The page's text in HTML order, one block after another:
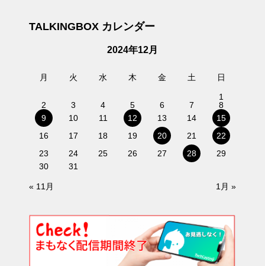
TALKINGBOX カレンダー
2024年12月
月 火 水 木 金 土 日
1
2
3 4 5 6 7
8
9
10 11 12 13 14
15
16
17 18 19 20 21
22
23
24 25 26 27 28
29
30
31
« 11月 1月 »